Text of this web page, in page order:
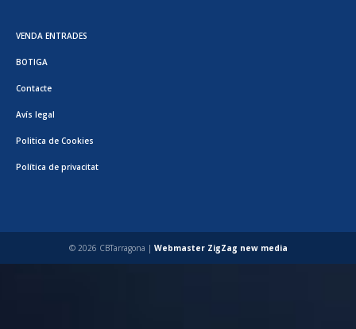
VENDA ENTRADES
BOTIGA
Contacte
Avís legal
Politica de Cookies
Política de privacitat
© 2026 CBTarragona | Webmaster ZigZag new media